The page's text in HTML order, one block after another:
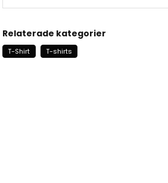
Relaterade kategorier
T-Shirt T-shirts